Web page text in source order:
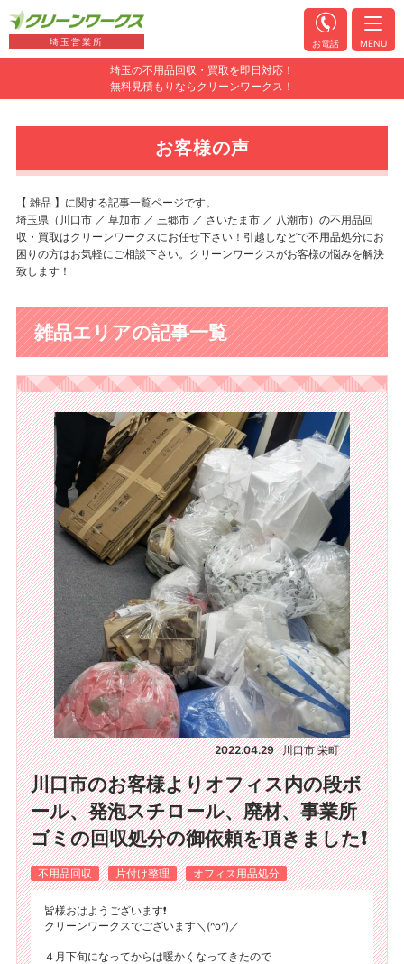
埼玉の不用品回収・買取を即日対応！
無料見積もりならクリーンワークス！
埼玉営業所 お電話 MENU
お客様の声
【 雑品 】に関する記事一覧ページです。
埼玉県（川口市 ／ 草加市 ／ 三郷市 ／ さいたま市 ／ 八潮市）の不用品回
収・買取はクリーンワークスにお任せ下さい！引越しなどで不用品処分にお
困りの方はお気軽にご相談下さい。クリーンワークスがお客様の悩みを解決
致します！
雑品エリアの記事一覧
2022.04.29 川口市 栄町
川口市のお客様よりオフィス内の段ボ
ール、発泡スチロール、廃材、事業所
ゴミの回収処分の御依頼を頂きました❗
不用品回収 片付け整理 オフィス用品処分
皆様おはようございます❗
クリーンワークスでございます＼(^o^)／
４月下旬になってからは暖かくなってきたので